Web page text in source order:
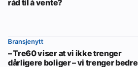
råd til å vente?
Bransjenytt
– Tre60 viser at vi ikke trenger
dårligere boliger – vi trenger bedre